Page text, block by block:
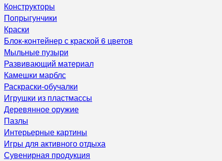
Конструкторы
Попрыгунчики
Краски
Блок-контейнер с краской 6 цветов
Мыльные пузыри
Развивающий материал
Камешки марблс
Раскраски-обучалки
Игрушки из пластмассы
Деревянное оружие
Пазлы
Интерьерные картины
Игры для активного отдыха
Сувенирная продукция